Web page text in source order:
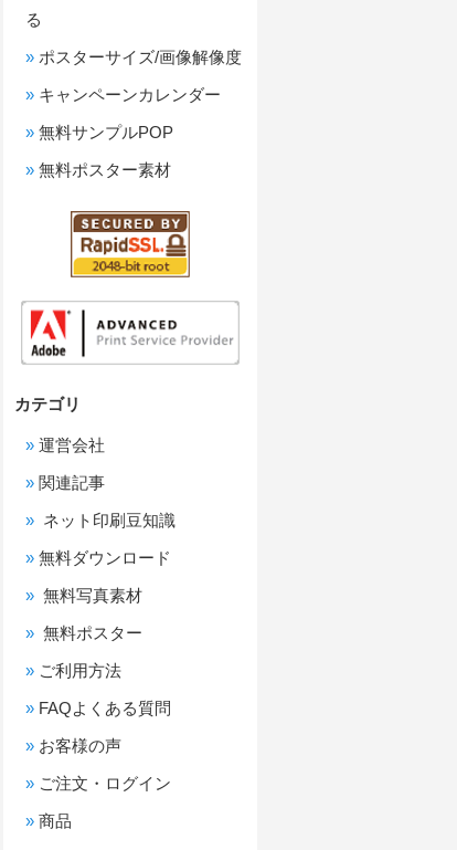
る
ポスターサイズ/画像解像度
キャンペーンカレンダー
無料サンプルPOP
無料ポスター素材
カテゴリ
運営会社
関連記事
ネット印刷豆知識
無料ダウンロード
無料写真素材
無料ポスター
ご利用方法
FAQよくある質問
お客様の声
ご注文・ログイン
商品